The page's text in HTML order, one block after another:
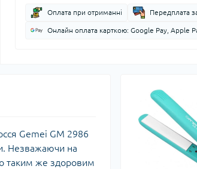
Оплата при отриманні Передплата
Онлайн оплата карткою: Google Pay, Apple
Gemei GM 2986
Незважаючи на
таким же здоровим